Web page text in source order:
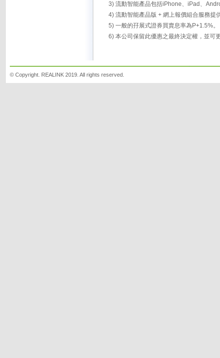
3) 流動智能產品包括iPhone、iPad、
4) 流動智能產品版 + 網上報價組合服務提
5) 一般的孖展式證券買賣息率為P+1.5%。
6) 本公司保留此優惠之最終決定權，並可
© Copyright. REALINK 2019. All rights reserved.